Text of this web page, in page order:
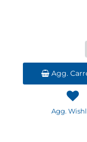
Agg.
Agg.